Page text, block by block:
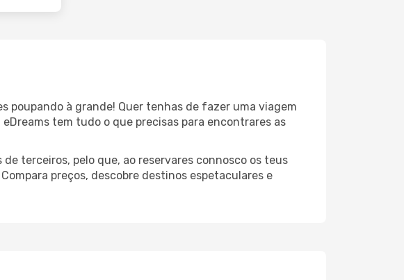
poupando à grande! Quer tenhas de fazer uma viagem
tem tudo o que precisas para encontrares as
terceiros, pelo que, ao reservares connosco os teus
preços, descobre destinos espetaculares e